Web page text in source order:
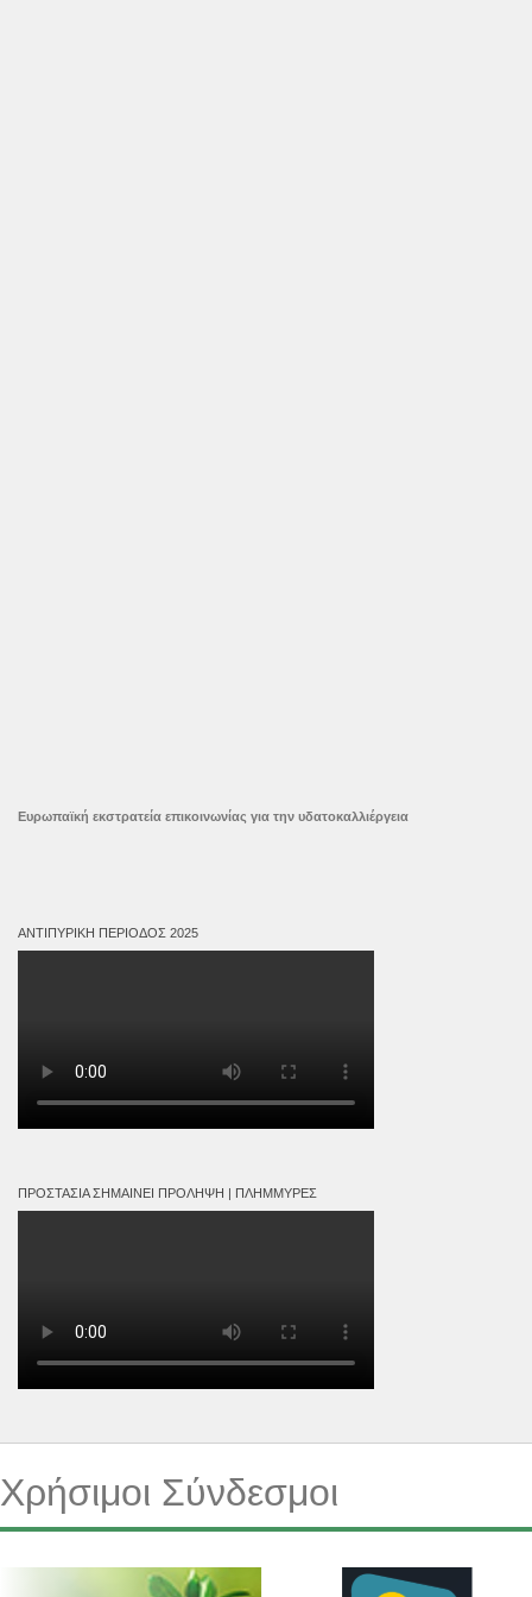
Ευρωπαϊκή εκστρατεία επικοινωνίας για την υδατοκαλλιέργεια
ΑΝΤΙΠΥΡΙΚΉ ΠΕΡΊΟΔΟΣ 2025
ΠΡΟΣΤΑΣΊΑ ΣΗΜΑΊΝΕΙ ΠΡΌΛΗΨΗ | ΠΛΗΜΜΎΡΕΣ
Χρήσιμοι Σύνδεσμοι